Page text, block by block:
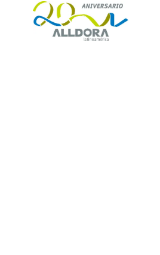
para tu
sistemas de